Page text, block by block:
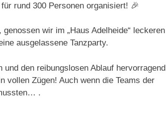
rund 300 Personen organisiert! 🎉
wir im „Haus Adelheide“ leckeren
ausgelassene Tanzparty.
den reibungslosen Ablauf hervorragend
vollen Zügen! Auch wenn die Teams der
.